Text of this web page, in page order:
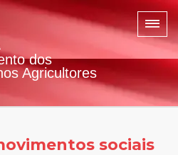
dos
Agricultores
sociais